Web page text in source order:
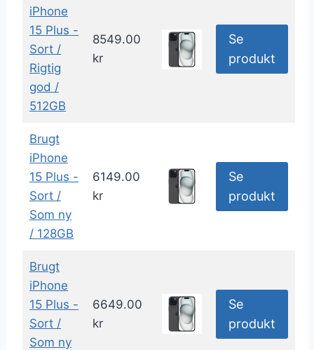
iPhone
15 Plus -
Sort /
Rigtig
god /
512GB
8549.00
kr
Se
produkt
Brugt
iPhone
15 Plus -
Sort /
Som ny
/ 128GB
6149.00
kr
Se
produkt
Brugt
iPhone
15 Plus -
Sort /
Som ny
6649.00
kr
Se
produkt